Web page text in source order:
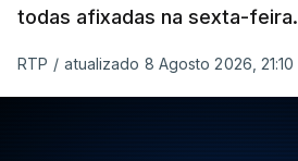
todas afixadas na sexta-feira.
RTP / atualizado 8 Agosto 2026, 21:10